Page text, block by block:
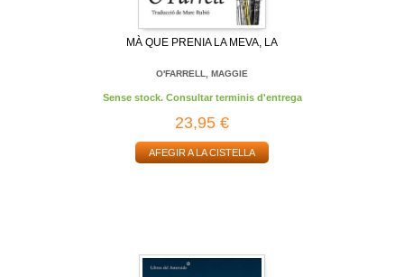
MÀ QUE PRENIA LA MEVA, LA
O'FARRELL, MAGGIE
Sense stock. Consultar terminis d'entrega
23,95 €
AFEGIR A LA CISTELLA